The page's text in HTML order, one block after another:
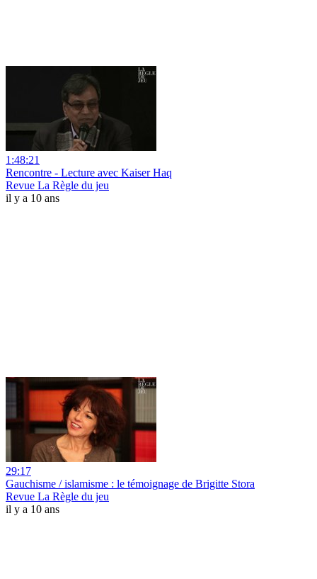
1:48:21
Rencontre - Lecture avec Kaiser Haq
Revue La Règle du jeu
il y a 10 ans
29:17
Gauchisme / islamisme : le témoignage de Brigitte Stora
Revue La Règle du jeu
il y a 10 ans